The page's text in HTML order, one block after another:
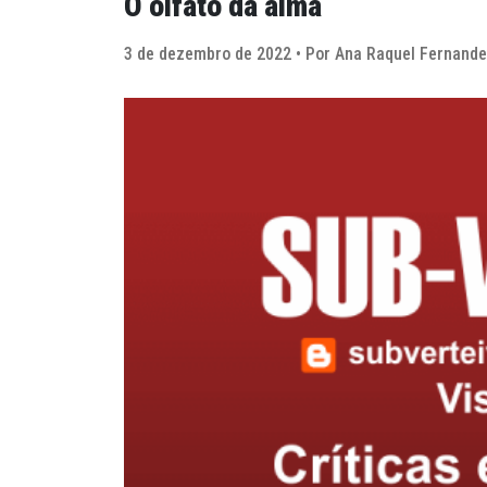
3 de dezembro de 2022 • Por Ana Raquel